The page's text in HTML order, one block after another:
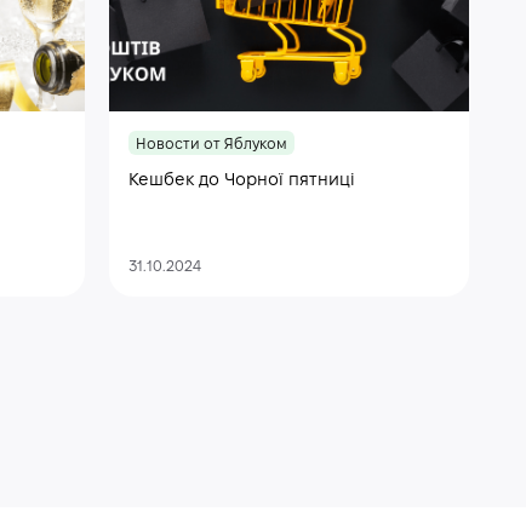
Новости от Яблуком
Кешбек до Чорної пятниці
31.10.2024